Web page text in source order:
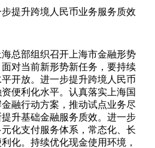
提升跨境人民币业务服务质效
总部组织召开上海市金融形势
对当前新形势新任务，要持续
开放。进一步提升跨境人民币
便利化水平。认真落实上海国
融行动方案，推动试点业务尽
升基础金融服务质效。进一步
化支付服务体系，常态化、长
化。持续优化现金使用环境，